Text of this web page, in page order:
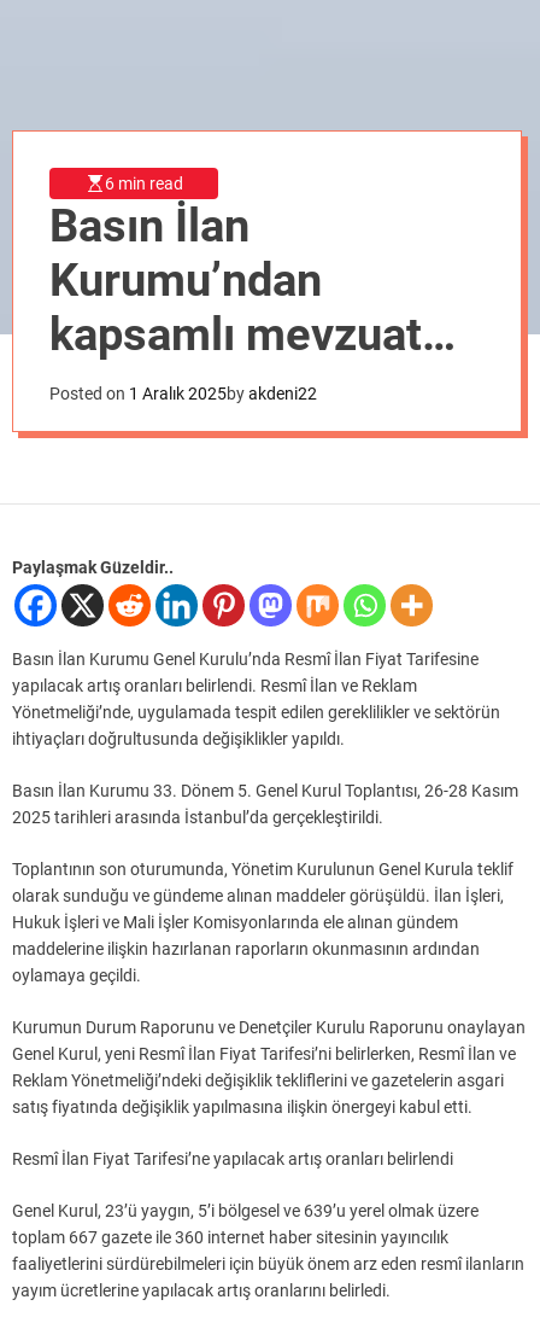
6 min read
Basın İlan
Kurumu’ndan
kapsamlı mevzuat
düzenlemesi
Posted on 1 Aralık 2025byakdeni22
Paylaşmak Güzeldir..
Basın İlan Kurumu Genel Kurulu’nda Resmî İlan Fiyat Tarifesine
yapılacak artış oranları belirlendi. Resmî İlan ve Reklam
Yönetmeliği’nde, uygulamada tespit edilen gereklilikler ve sektörün
ihtiyaçları doğrultusunda değişiklikler yapıldı.
Basın İlan Kurumu 33. Dönem 5. Genel Kurul Toplantısı, 26-28 Kasım
2025 tarihleri arasında İstanbul’da gerçekleştirildi.
Toplantının son oturumunda, Yönetim Kurulunun Genel Kurula teklif
olarak sunduğu ve gündeme alınan maddeler görüşüldü. İlan İşleri,
Hukuk İşleri ve Mali İşler Komisyonlarında ele alınan gündem
maddelerine ilişkin hazırlanan raporların okunmasının ardından
oylamaya geçildi.
Kurumun Durum Raporunu ve Denetçiler Kurulu Raporunu onaylayan
Genel Kurul, yeni Resmî İlan Fiyat Tarifesi’ni belirlerken, Resmî İlan ve
Reklam Yönetmeliği’ndeki değişiklik tekliflerini ve gazetelerin asgari
satış fiyatında değişiklik yapılmasına ilişkin önergeyi kabul etti.
Resmî İlan Fiyat Tarifesi’ne yapılacak artış oranları belirlendi
Genel Kurul, 23’ü yaygın, 5’i bölgesel ve 639’u yerel olmak üzere
toplam 667 gazete ile 360 internet haber sitesinin yayıncılık
faaliyetlerini sürdürebilmeleri için büyük önem arz eden resmî ilanların
yayım ücretlerine yapılacak artış oranlarını belirledi.